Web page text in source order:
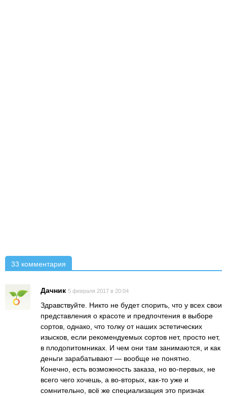
33 комментария
Дачник 5 февраля 2017 в 20:04
Здравствуйте. Никто не будет спорить, что у всех свои
представления о красоте и предпочтения в выборе
сортов, однако, что толку от наших эстетических
изысков, если рекомендуемых сортов нет, просто нет,
в плодопитомниках. И чем они там занимаются, и как
деньги зарабатывают — вообще не понятно.
Конечно, есть возможность заказа, но во-первых, не
всего чего хочешь, а во-вторых, как-то уже и
сомнительно, всё же специализация это признак